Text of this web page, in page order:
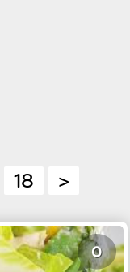
18 >
0